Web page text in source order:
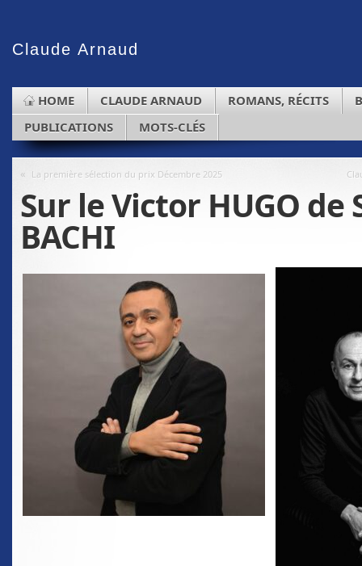
Claude Arnaud
HOME CLAUDE ARNAUD ROMANS, RÉCITS
PUBLICATIONS
MOTS-CLÉS
« La première sélection du prix Décembre 2025
Sur le Victor HUGO de
BACHI